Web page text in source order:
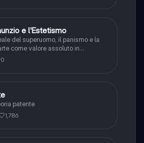
e l'Estetismo
del superuomo, il panismo e la
come valore assoluto in
0
patente
1,786